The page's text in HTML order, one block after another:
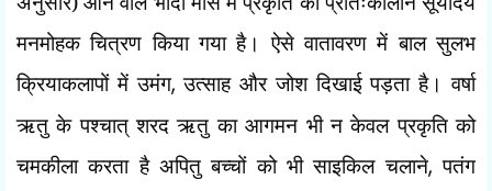
मनमोहक चित्रण किया गया है। ऐसे वातावरण में बाल सुलभ
क्रियाकलापों में उमंग,उत्साह और जोश दिखाई पड़ता है। वर्षा
ऋतु के पश्चात् शरद ऋतु का आगमन भी न केवल प्रकृति को
चमकीला करता है अपितु बच्चों को भी साइकिल चलाने,पतंग